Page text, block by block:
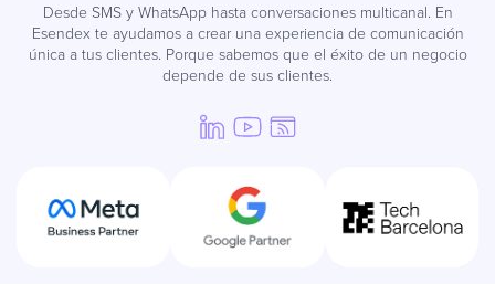
Desde SMS y WhatsApp hasta conversaciones multicanal. En
Esendex te ayudamos a crear una experiencia de comunicación
única a tus clientes. Porque sabemos que el éxito de un negocio
depende de sus clientes.